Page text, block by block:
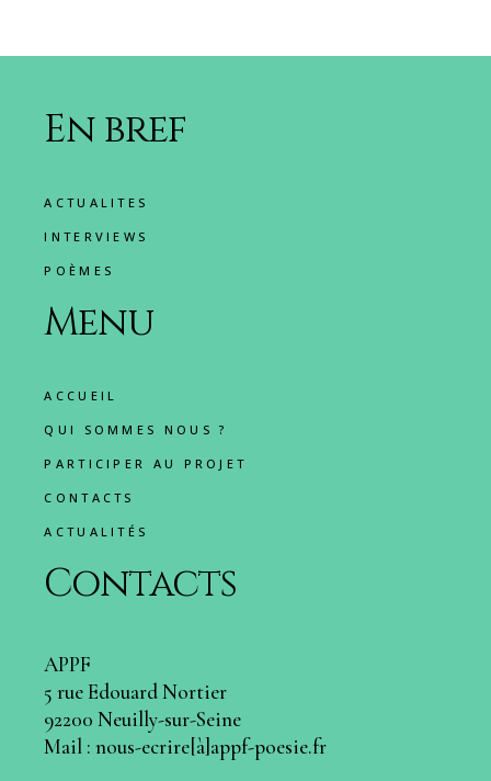
En bref
ACTUALITES
INTERVIEWS
POÈMES
Menu
ACCUEIL
QUI SOMMES NOUS ?
PARTICIPER AU PROJET
CONTACTS
ACTUALITÉS
Contacts
APPF
5 rue Edouard Nortier
92200 Neuilly-sur-Seine
Mail : nous-ecrire[à]appf-poesie.fr